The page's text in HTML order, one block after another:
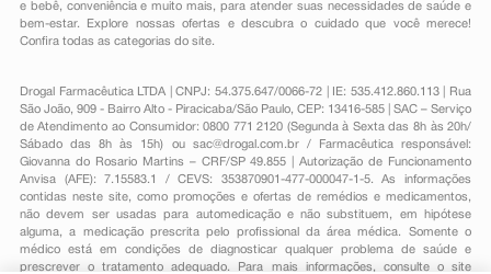
e bebê, conveniênciae muito mais, para atender suas necessidades de saúde e
bem-estar. Explore nossas ofertas e descubra o cuidado que você merece!
Confira todas as categorias do site.
Drogal Farmacêutica LTDA | CNPJ: 54.375.647/0066-72 | IE: 535.412.860.113 | Rua
São João, 909 - Bairro Alto - Piracicaba/São Paulo, CEP: 13416-585 | SAC – Serviço
de Atendimento ao Consumidor: 0800 771 2120 (Segunda à Sexta das 8h às 20h/
Sábado das 8h às 15h) ou sac@drogal.com.br/ Farmacêutica responsável:
Giovanna do Rosario Martins – CRF/SP 49.855 | Autorização de Funcionamento
Anvisa (AFE): 7.15583.1 / CEVS: 353870901-477-000047-1-5. As informações
contidas neste site, como promoções e ofertas de remédios e medicamentos,
não devem ser usadas para automedicação e não substituem, em hipótese
alguma, a medicação prescrita pelo profissional da área médica. Somente o
médico está em condições de diagnosticar qualquer problema de saúde e
prescrever o tratamento adequado. Para mais informações, consulte o site